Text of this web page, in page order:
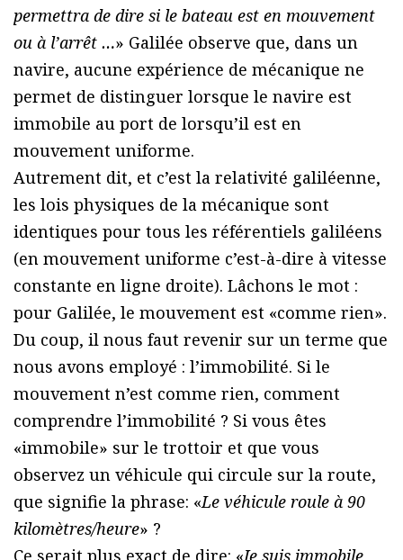
permettra de dire si le bateau est en mouvement
ou à l’arrêt …» Galilée observe que, dans un
navire, aucune expérience de mécanique ne
permet de distinguer lorsque le navire est
immobile au port de lorsqu’il est en
mouvement uniforme.
Autrement dit, et c’est la relativité galiléenne,
les lois physiques de la mécanique sont
identiques pour tous les référentiels galiléens
(en mouvement uniforme c’est-à-dire à vitesse
constante en ligne droite). Lâchons le mot :
pour Galilée, le mouvement est «comme rien».
Du coup, il nous faut revenir sur un terme que
nous avons employé : l’immobilité. Si le
mouvement n’est comme rien, comment
comprendre l’immobilité ? Si vous êtes
«immobile» sur le trottoir et que vous
observez un véhicule qui circule sur la route,
que signifie la phrase: «Le véhicule roule à 90
kilomètres/heure» ?
Ce serait plus exact de dire: «Je suis immobile